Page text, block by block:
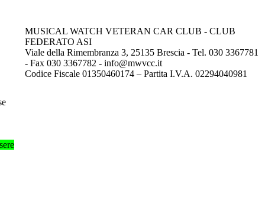
MUSICAL WATCH VETERAN CAR CLUB - CLUB
FEDERATO ASI
Viale della Rimembranza 3, 25135 Brescia - Tel. 030 3367781
- Fax 030 3367782 - info@mwvcc.it
Codice Fiscale 01350460174 – Partita I.V.A. 02294040981